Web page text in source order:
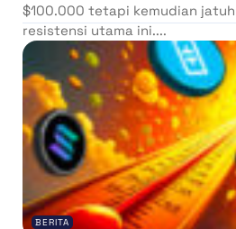
$100.000 tetapi kemudian
resistensi utama ini....
BERITA